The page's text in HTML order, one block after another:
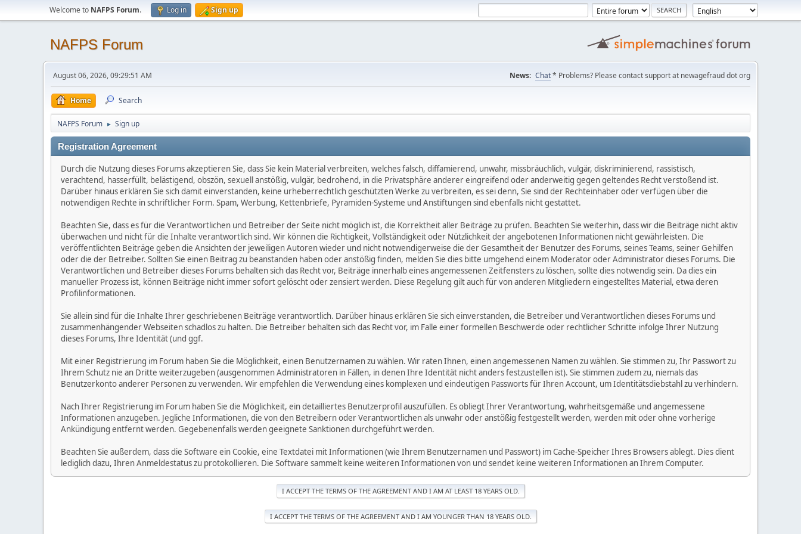
Welcome to NAFPS Forum. Log in Sign up
NAFPS Forum
August 06, 2026, 09:29:51 AM News: Chat* Problems? Please contact support at newagefraud dot org
Home Search
NAFPS Forum ► Sign up
Registration Agreement
Durch die Nutzung dieses Forums akzeptieren Sie, dass Sie kein Material verbreiten, welches falsch, diffamierend, unwahr, missbräuchlich, vulgär, diskriminierend, rassistisch,
verachtend, hasserfüllt, belästigend, obszön, sexuell anstößig, vulgär, bedrohend, in die Privatsphäre anderer eingreifend oder anderweitig gegen geltendes Recht verstoßend ist.
Darüber hinaus erklären Sie sich damit einverstanden, keine urheberrechtlich geschützten Werke zu verbreiten, es sei denn, Sie sind der Rechteinhaber oder verfügen über die
notwendigen Rechte in schriftlicher Form. Spam, Werbung, Kettenbriefe, Pyramiden-Systeme und Anstiftungen sind ebenfalls nicht gestattet.
Beachten Sie, dass es für die Verantwortlichen und Betreiber der Seite nicht möglich ist, die Korrektheit aller Beiträge zu prüfen. Beachten Sie weiterhin, dass wir die Beiträge nicht aktiv
überwachen und nicht für die Inhalte verantwortlich sind. Wir können die Richtigkeit, Vollständigkeit oder Nützlichkeit der angebotenen Informationen nicht gewährleisten. Die
veröffentlichten Beiträge geben die Ansichten der jeweiligen Autoren wieder und nicht notwendigerweise die der Gesamtheit der Benutzer des Forums, seines Teams, seiner Gehilfen
oder die der Betreiber. Sollten Sie einen Beitrag zu beanstanden haben oder anstößig finden, melden Sie dies bitte umgehend einem Moderator oder Administrator dieses Forums. Die
Verantwortlichen und Betreiber dieses Forums behalten sich das Recht vor, Beiträge innerhalb eines angemessenen Zeitfensters zu löschen, sollte dies notwendig sein. Da dies ein
manueller Prozess ist, können Beiträge nicht immer sofort gelöscht oder zensiert werden. Diese Regelung gilt auch für von anderen Mitgliedern eingestelltes Material, etwa deren
Profilinformationen.
Sie allein sind für die Inhalte Ihrer geschriebenen Beiträge verantwortlich. Darüber hinaus erklären Sie sich einverstanden, die Betreiber und Verantwortlichen dieses Forums und
zusammenhängender Webseiten schadlos zu halten. Die Betreiber behalten sich das Recht vor, im Falle einer formellen Beschwerde oder rechtlicher Schritte infolge Ihrer Nutzung
dieses Forums, Ihre Identität (und ggf.
Mit einer Registrierung im Forum haben Sie die Möglichkeit, einen Benutzernamen zu wählen. Wir raten Ihnen, einen angemessenen Namen zu wählen. Sie stimmen zu, Ihr Passwort zu
Ihrem Schutz nie an Dritte weiterzugeben (ausgenommen Administratoren in Fällen, in denen Ihre Identität nicht anders festzustellen ist). Sie stimmen zudem zu, niemals das
Benutzerkonto anderer Personen zu verwenden. Wir empfehlen die Verwendung eines komplexen und eindeutigen Passworts für Ihren Account, um Identitätsdiebstahl zu verhindern.
Nach Ihrer Registrierung im Forum haben Sie die Möglichkeit, ein detailliertes Benutzerprofil auszufüllen. Es obliegt Ihrer Verantwortung, wahrheitsgemäße und angemessene
Informationen anzugeben. Jegliche Informationen, die von den Betreibern oder Verantwortlichen als unwahr oder anstößig festgestellt werden, werden mit oder ohne vorherige
Ankündigung entfernt werden. Gegebenenfalls werden geeignete Sanktionen durchgeführt werden.
Beachten Sie außerdem, dass die Software ein Cookie, eine Textdatei mit Informationen (wie Ihrem Benutzernamen und Passwort) im Cache-Speicher Ihres Browsers ablegt. Dies dient
lediglich dazu, Ihren Anmeldestatus zu protokollieren. Die Software sammelt keine weiteren Informationen von und sendet keine weiteren Informationen an Ihrem Computer.